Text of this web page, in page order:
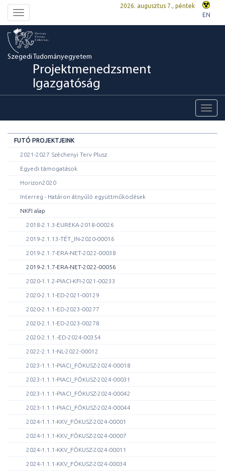
Toggle
navigation
2026. augusztus 7., péntek
EN
Szegedi Tudományegyetem
Projektmenedzsment
Igazgatóság
FUTÓ PROJEKTJEINK
2021-2027 Széchenyi Terv Plusz
Egyedi támogatások
Horizon2020
Interreg - Határon átnyúló együttműködések
NKFI alap
2018-2.1.3-EUREKA-2018-00026
2019-2.1.13-TÉT_IN-2020-00016
2019-2.1.7-ERA-NET-2022-00038
2019-2.1.7-ERA-NET-2022-00056
2020-1.1.2-PIACI-KFI-2021-00233
2020-2.1.1-ED-2021-00129
2020-2.1.1-ED-2023-00277
2020-2.1.1-ED-2023-00278
2020-2.1.1.-ED-2024-00354
2022-2.1.1-NL-2022-00012
2023-1.1.1-PIACI_FÓKUSZ-2024-00018
2023-1.1.1-PIACI_FÓKUSZ-2024-00031
2023-1.1.1-PIACI_FÓKUSZ-2024-00042
2023-1.1.1-PIACI_FÓKUSZ-2024-00044
2024-1.1.1-KKV_FÓKUSZ-2024-00001
2024-1.1.1-KKV_FÓKUSZ-2024-00007
2024-1.1.1-KKV_FÓKUSZ-2024-00011
2024-1.1.1-KKV_FÓKUSZ-2024-00034